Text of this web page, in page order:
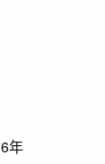
6年